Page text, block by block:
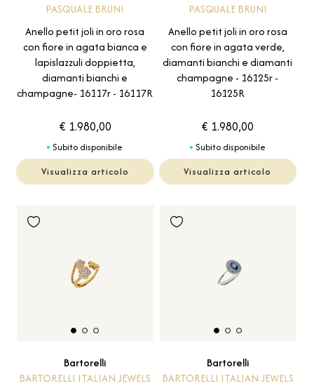
PASQUALE BRUNI
Anello petit joli in oro rosa
con fiore in agata bianca e
lapislazzuli doppietta,
diamanti bianchi e
champagne- 16117r - 16117R
€ 1.980,00
Subito disponibile
Visualizza articolo
PASQUALE BRUNI
Anello petit joli in oro rosa
con fiore in agata verde,
diamanti bianchi e diamanti
champagne - 16125r -
16125R
€ 1.980,00
Subito disponibile
Visualizza articolo
Bartorelli
BARTORELLI ITALIAN JEWELS
Bartorelli
BARTORELLI ITALIAN JEWELS